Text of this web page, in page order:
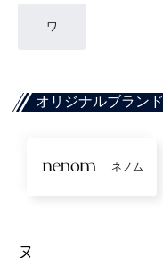
ワ
オリジナルブランド
ネノム
ヌ